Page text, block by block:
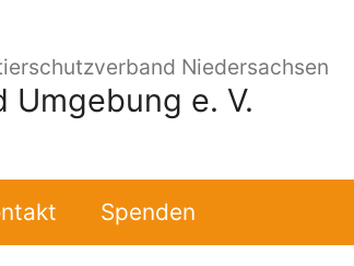
e. V.
Niedersachsen
Spenden